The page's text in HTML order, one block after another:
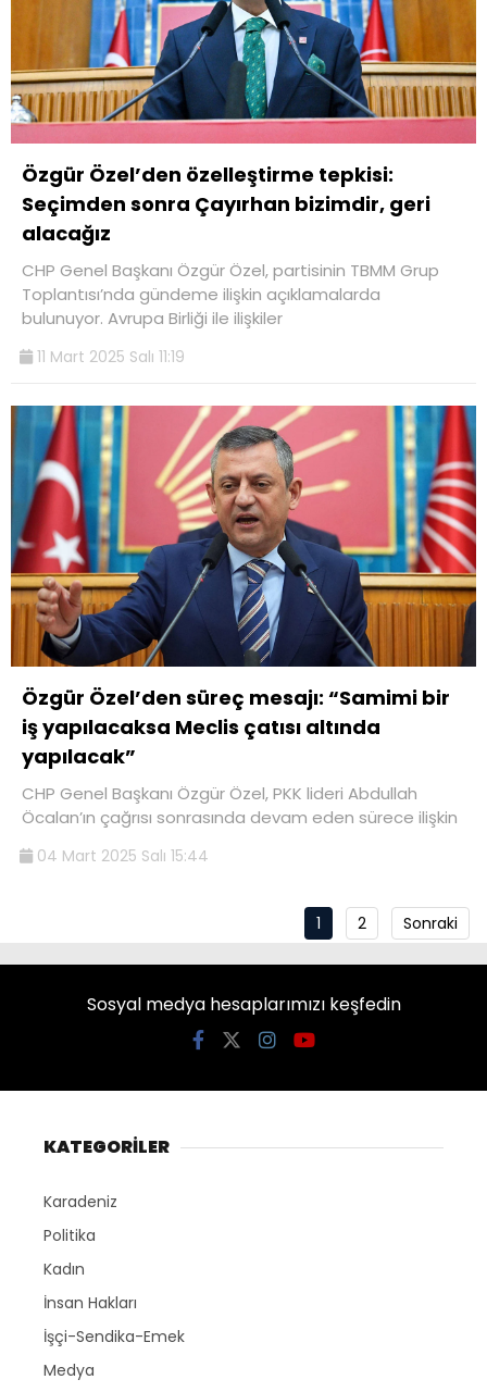
Özgür Özel’den özelleştirme tepkisi:
Seçimden sonra Çayırhan bizimdir, geri
alacağız
CHP Genel Başkanı Özgür Özel, partisinin TBMM Grup
Toplantısı’nda gündeme ilişkin açıklamalarda
bulunuyor. Avrupa Birliği ile ilişkiler
11 Mart 2025 Salı 11:19
Özgür Özel’den süreç mesajı: “Samimi bir
iş yapılacaksa Meclis çatısı altında
yapılacak”
CHP Genel Başkanı Özgür Özel, PKK lideri Abdullah
Öcalan’ın çağrısı sonrasında devam eden sürece ilişkin
04 Mart 2025 Salı 15:44
1 2 Sonraki
Sosyal medya hesaplarımızı keşfedin
KATEGORİLER
Karadeniz
Politika
Kadın
İnsan Hakları
İşçi-Sendika-Emek
Medya